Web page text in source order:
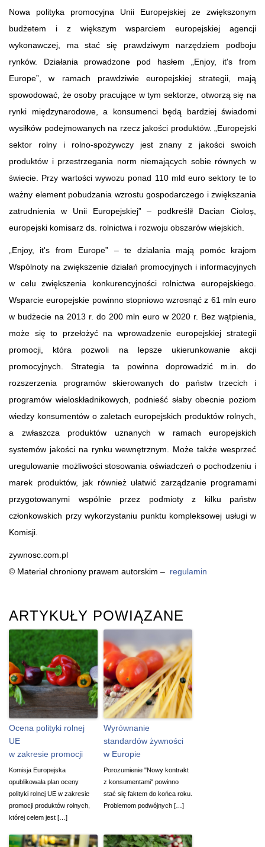
Nowa polityka promocyjna Unii Europejskiej ze zwiększonym
budżetem i z większym wsparciem europejskiej agencji
wykonawczej, ma stać się prawdziwym narzędziem podboju
rynków. Działania prowadzone pod hasłem „Enjoy, it's from
Europe”, w ramach prawdziwie europejskiej strategii, mają
spowodować, że osoby pracujące w tym sektorze, otworzą się na
rynki międzynarodowe, a konsumenci będą bardziej świadomi
wysiłków podejmowanych na rzecz jakości produktów. „Europejski
sektor rolny i rolno-spożywczy jest znany z jakości swoich
produktów i przestrzegania norm niemających sobie równych w
świecie. Przy wartości wywozu ponad 110 mld euro sektory te to
ważny element pobudzania wzrostu gospodarczego i zwiększania
zatrudnienia w Unii Europejskiej” – podkreślił Dacian Cioloș,
europejski komisarz ds. rolnictwa i rozwoju obszarów wiejskich.
„Enjoy, it's from Europe” – te działania mają pomóc krajom
Wspólnoty na zwiększenie działań promocyjnych i informacyjnych
w celu zwiększenia konkurencyjności rolnictwa europejskiego.
Wsparcie europejskie powinno stopniowo wzrosnąć z 61 mln euro
w budżecie na 2013 r. do 200 mln euro w 2020 r. Bez wątpienia,
może się to przełożyć na wprowadzenie europejskiej strategii
promocji, która pozwoli na lepsze ukierunkowanie akcji
promocyjnych. Strategia ta powinna doprowadzić m.in. do
rozszerzenia programów skierowanych do państw trzecich i
programów wieloskładnikowych, podnieść słaby obecnie poziom
wiedzy konsumentów o zaletach europejskich produktów rolnych,
a zwłaszcza produktów uznanych w ramach europejskich
systemów jakości na rynku wewnętrznym. Może także wesprzeć
uregulowanie możliwości stosowania oświadczeń o pochodzeniu i
marek produktów, jak również ułatwić zarządzanie programami
przygotowanymi wspólnie przez podmioty z kilku państw
członkowskich przy wykorzystaniu punktu kompleksowej usługi w
Komisji.
zywnosc.com.pl
© Materiał chroniony prawem autorskim – regulamin
ARTYKUŁY POWIĄZANE
Ocena polityki rolnej
UE
w zakresie promocji
Komisja Europejska
opublikowała plan oceny
polityki rolnej UE w zakresie
promocji produktów rolnych,
której celem jest […]
Wyrównanie
standardów żywności
w Europie
Porozumienie "Nowy kontrakt
z konsumentami" powinno
stać się faktem do końca roku.
Problemom podwójnych […]